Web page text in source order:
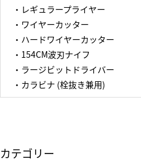
・レギュラープライヤー
・ワイヤーカッター
・ハードワイヤーカッター
・154CM波刃ナイフ
・ラージビットドライバー
・カラビナ (栓抜き兼用)
カテゴリー